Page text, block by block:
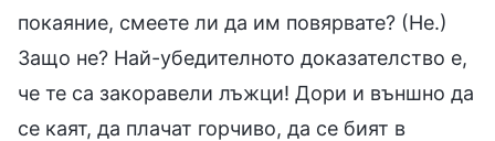
покаяние, смеете ли да им повярвате? (Не.)
Защо не? Най-убедителното доказателство е,
че те са закоравели лъжци! Дори и външно да
се каят, да плачат горчиво, да се бият в